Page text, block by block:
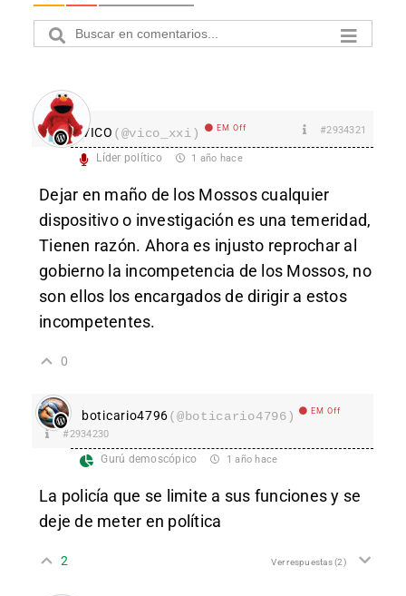
VICO (@vico_xxi) EM Off #2934321
Líder político 1 año hace
Dejar en maño de los Mossos cualquier
dispositivo o investigación es una temeridad,
Tienen razón. Ahora es injusto reprochar al
gobierno la incompetencia de los Mossos, no
son ellos los encargados de dirigir a estos
incompetentes.
0
boticario4796(@boticario4796) EM Off
#2934230
Gurú demoscópico 1 año hace
La policía que se limite a sus funciones y se
deje de meter en política
2 Ver respuestas(2)